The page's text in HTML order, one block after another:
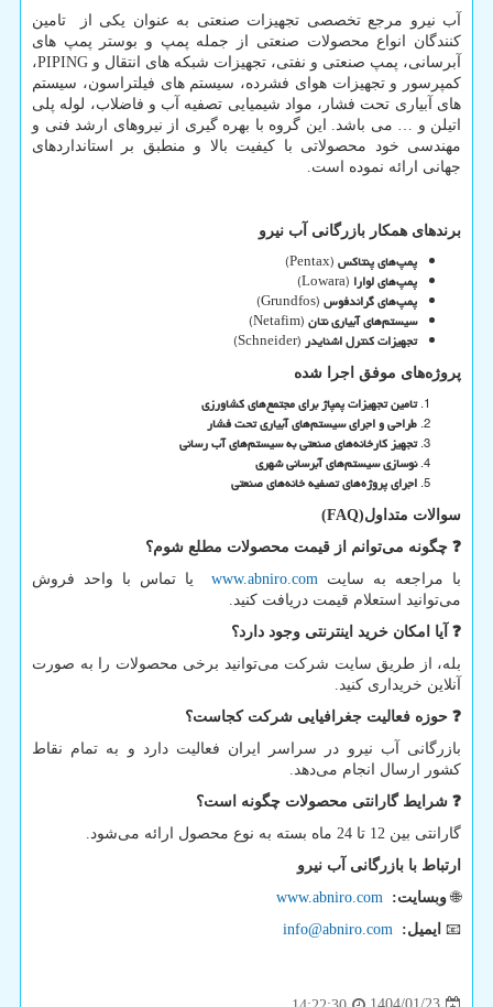
آب نیرو مرجع تخصصی تجهیزات صنعتی به عنوان یکی از تامین
کنندگان انواع محصولات صنعتی از جمله پمپ و بوستر پمپ های
آبرسانی، پمپ صنعتی و نفتی، تجهیزات شبکه های انتقال و PIPING،
کمپرسور و تجهیزات هوای فشرده، سیستم های فیلتراسون، سیستم
های آبیاری تحت فشار، مواد شیمیایی تصفیه آب و فاضلاب، لوله پلی
اتیلن و … می باشد. این گروه با بهره گیری از نیروهای ارشد فنی و
مهندسی خود محصولاتی با کیفیت بالا و منطبق بر استانداردهای
جهانی ارائه نموده است.
برندهای همکار بازرگانی آب نیرو
پمپ‌های پنتاکس(Pentax)
پمپ‌های لوارا (Lowara)
پمپ‌های گراندفوس(Grundfos)
سیستم‌های آبیاری نتان(Netafim)
تجهیزات کنترل اشنایدر(Schneider)
پروژه‌های موفق اجرا شده
تامین تجهیزات پمپاژ برای مجتمع‌های کشاورزی
طراحی و اجرای سیستم‌های آبیاری تحت فشار
تجهیز کارخانه‌های صنعتی به سیستم‌های آب رسانی
نوسازی سیستم‌های آبرسانی شهری
اجرای پروژه‌های تصفیه خانه‌های صنعتی
سوالات متداول(FAQ)
❓ چگونه می‌توانم از قیمت محصولات مطلع شوم؟
با مراجعه به سایت www.abniro.com یا تماس با واحد فروش
می‌توانید استعلام قیمت دریافت کنید.
❓ آیا امکان خرید اینترنتی وجود دارد؟
بله، از طریق سایت شرکت می‌توانید برخی محصولات را به صورت
آنلاین خریداری کنید.
❓ حوزه فعالیت جغرافیایی شرکت کجاست؟
بازرگانی آب نیرو در سراسر ایران فعالیت دارد و به تمام نقاط
کشور ارسال انجام می‌دهد.
❓ شرایط گارانتی محصولات چگونه است؟
گارانتی بین 12 تا 24 ماه بسته به نوع محصول ارائه می‌شود.
ارتباط با بازرگانی آب نیرو
🌐 وبسایت:
www.abniro.com
📧 ایمیل: info@abniro.com